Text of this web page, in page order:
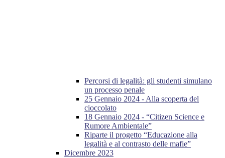
Percorsi di legalità: gli studenti simulano
un processo penale
25 Gennaio 2024 - Alla scoperta del
cioccolato
18 Gennaio 2024 - “Citizen Science e
Rumore Ambientale”
Riparte il progetto “Educazione alla
legalità e al contrasto delle mafie”
Dicembre 2023